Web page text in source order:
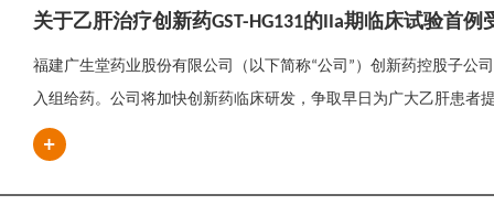
关于乙肝治疗创新药GST-HG131的IIa期临床试验首
福建广生堂药业股份有限公司（以下简称“公司”）创新药控股子公
入组给药。公司将加快创新药临床研发，争取早日为广大乙肝患者